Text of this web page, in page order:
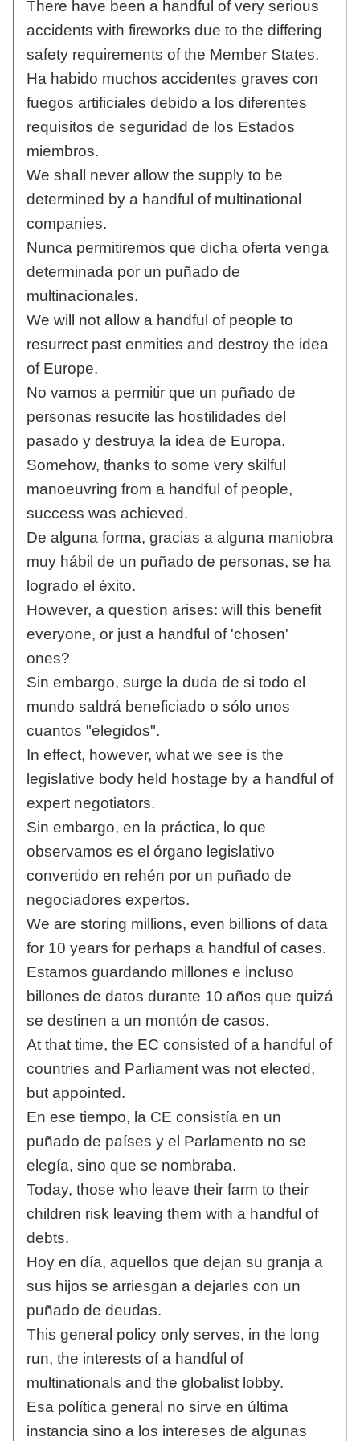
There have been a handful of very serious
accidents with fireworks due to the differing
safety requirements of the Member States.
Ha habido muchos accidentes graves con
fuegos artificiales debido a los diferentes
requisitos de seguridad de los Estados
miembros.
We shall never allow the supply to be
determined by a handful of multinational
companies.
Nunca permitiremos que dicha oferta venga
determinada por un puñado de
multinacionales.
We will not allow a handful of people to
resurrect past enmities and destroy the idea
of Europe.
No vamos a permitir que un puñado de
personas resucite las hostilidades del
pasado y destruya la idea de Europa.
Somehow, thanks to some very skilful
manoeuvring from a handful of people,
success was achieved.
De alguna forma, gracias a alguna maniobra
muy hábil de un puñado de personas, se ha
logrado el éxito.
However, a question arises: will this benefit
everyone, or just a handful of 'chosen'
ones?
Sin embargo, surge la duda de si todo el
mundo saldrá beneficiado o sólo unos
cuantos "elegidos".
In effect, however, what we see is the
legislative body held hostage by a handful of
expert negotiators.
Sin embargo, en la práctica, lo que
observamos es el órgano legislativo
convertido en rehén por un puñado de
negociadores expertos.
We are storing millions, even billions of data
for 10 years for perhaps a handful of cases.
Estamos guardando millones e incluso
billones de datos durante 10 años que quizá
se destinen a un montón de casos.
At that time, the EC consisted of a handful of
countries and Parliament was not elected,
but appointed.
En ese tiempo, la CE consistía en un
puñado de países y el Parlamento no se
elegía, sino que se nombraba.
Today, those who leave their farm to their
children risk leaving them with a handful of
debts.
Hoy en día, aquellos que dejan su granja a
sus hijos se arriesgan a dejarles con un
puñado de deudas.
This general policy only serves, in the long
run, the interests of a handful of
multinationals and the globalist lobby.
Esa política general no sirve en última
instancia sino a los intereses de algunas